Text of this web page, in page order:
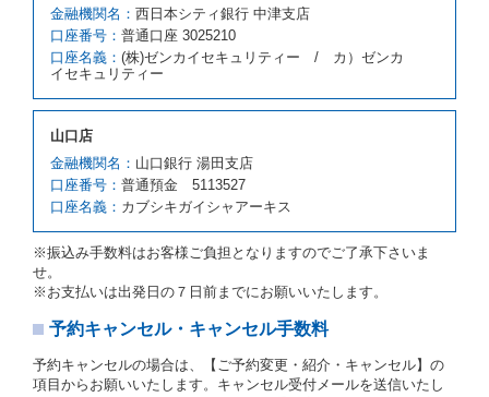
因が、当社の責に帰する事由によるときには第４条第
４項の予約の取消しとして取り扱い、当社は受領済の
予約申込金を返還するものとします。
第３項の場合、第１項の貸渡しをすることができない
第５項の予約の取消しとして取り扱い、当社は受領済
の予約申込金を返還するものとします。
第６条（免責）
当社及び借受人は、予約が取り消され、又は貸渡契約
が締結されなかったことについて、第４条及び第５条
に定める場合を除き、相互に何らの請求をしないもの
とします。
第３章／貸 渡 し
第７条（貸渡契約の締結）
借受人は第２条第１項に定める借受条件を明示し、当
社はこの約款、料金表等により貸渡条件を明示して、
金融機関名： 西日本シティ銀行 中津支店
口座番号： 普通口座 3025210
口座名義： (株)ゼンカイセキュリティー / カ）ゼンカ
イセキュリティー
山口店
金融機関名： 山口銀行 湯田支店
口座番号： 普通預金 5113527
口座名義： カブシキガイシャアーキス
※振込み手数料はお客様ご負担となりますのでご了承下さいま
せ。
※お支払いは出発日の７日前までにお願いいたします。
予約キャンセル・キャンセル手数料
予約キャンセルの場合は、【ご予約変更・紹介・キャンセル】の
項目からお願いいたします。キャンセル受付メールを送信いたし